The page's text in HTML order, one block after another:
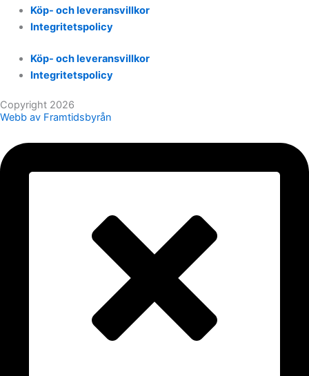
Köp- och leveransvillkor
Integritetspolicy
Köp- och leveransvillkor
Integritetspolicy
Copyright 2026
Webb av Framtidsbyrån